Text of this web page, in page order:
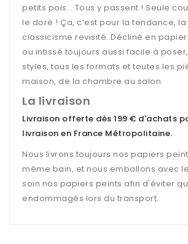
petits pois… Tous y passent ! Seule
le doré ! Ça, c’est pour la tendance,
classicisme revisité. Décliné en
ou intissé toujours aussi facile à
styles, tous les formats et toutes les
maison, de la chambre au salon.
La livraison
Livraison offerte dès 199 € d'achats
livraison en France Métropolitaine.
Nous livrons toujours nos papiers
même bain, et nous emballons avec
soin nos papiers peints afin d'éviter
endommagés lors du transport.